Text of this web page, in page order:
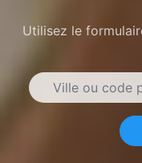
Utilisez le